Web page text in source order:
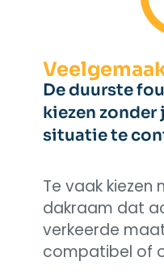
De duurste
kiezen zonder
situatie te
Te vaak kiezen
dakraam dat
verkeerde
compatibel of